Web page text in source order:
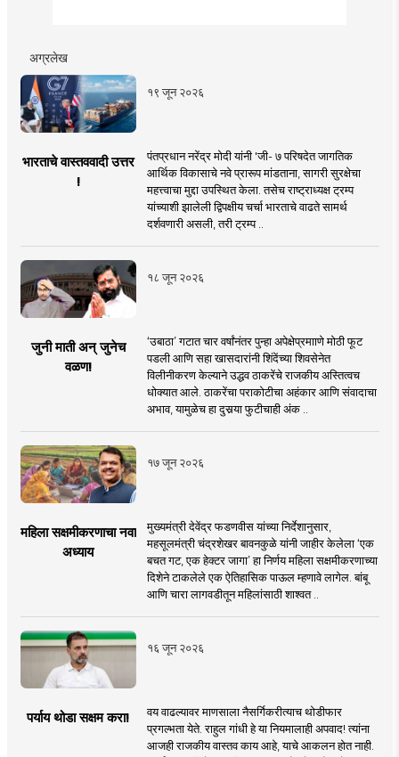
अग्रलेख
१९ जून २०२६
भारताचे वास्तववादी उत्तर
!
पंतप्रधान नरेंद्र मोदी यांनी 'जी- ७ परिषदेत जागतिक
आर्थिक विकासाचे नवे प्रारूप मांडताना, सागरी सुरक्षेचा
महत्त्वाचा मुद्दा उपस्थित केला. तसेच राष्ट्राध्यक्ष ट्रम्प
यांच्याशी झालेली द्विपक्षीय चर्चा भारताचे वाढते सामर्थ
दर्शवणारी असली, तरी ट्रम्प ..
१८ जून २०२६
जुनी माती अन् जुनेच
वळण!
‘उबाठा’ गटात चार वर्षांनंतर पुन्हा अपेक्षेप्रमााणे मोठी फूट
पडली आणि सहा खासदारांनी शिंदेंच्या शिवसेनेत
विलीनीकरण केल्याने उद्धव ठाकरेंचे राजकीय अस्तित्वच
धोक्यात आले. ठाकरेंचा पराकोटीचा अहंकार आणि संवादाचा
अभाव, यामुळेच हा दुसर्‍या फुटीचाही अंक ..
१७ जून २०२६
महिला सक्षमीकरणाचा नवा
अध्याय
मुख्यमंत्री देवेंद्र फडणवीस यांच्या निर्देशानुसार,
महसूलमंत्री चंद्रशेखर बावनकुळे यांनी जाहीर केलेला ‘एक
बचत गट, एक हेक्टर जागा’ हा निर्णय महिला सक्षमीकरणाच्या
दिशेने टाकलेले एक ऐतिहासिक पाऊल म्हणावे लागेल. बांबू
आणि चारा लागवडीतून महिलांसाठी शाश्वत ..
१६ जून २०२६
पर्याय थोडा सक्षम करा!
वय वाढल्यावर माणसाला नैसर्गिकरीत्याच थोडीफार
प्रगल्भता येते. राहुल गांधी हे या नियमालाही अपवाद! त्यांना
आजही राजकीय वास्तव काय आहे, याचे आकलन होत नाही.